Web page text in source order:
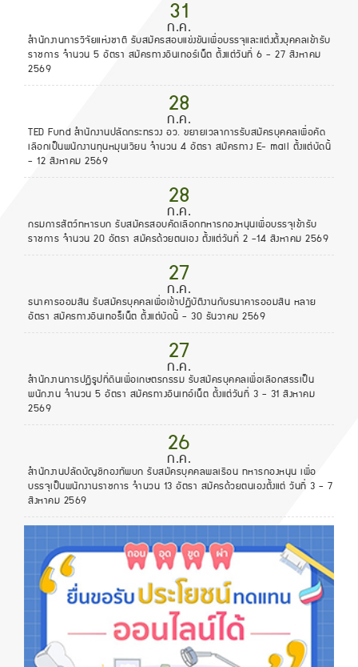
31
ก.ค.
สำนักงานการวิจัยแห่งชาติ รับสมัครสอบแข่งขันเพื่อบรรจุและแต่งตั้งบุคคลเข้ารับ
ราชการ จำนวน 5 อัตรา สมัครทางอินเทอร์เน็ต ตั้งแต่วันที่ 6 - 27 สิงหาคม
2569
28
ก.ค.
TED Fund สำนักงานปลัดกระทรวง อว. ขยายเวลาการรับสมัครบุคคลเพื่อคัด
เลือกเป็นพนักงานทุนหมุนเวียน จำนวน 4 อัตรา สมัครทาง E- mail ตั้งแต่บัดนี้
- 12 สิงหาคม 2569
28
ก.ค.
กรมการสัตว์ทหารบก รับสมัครสอบคัดเลือกทหารกองหนุนเพื่อบรรจุเข้ารับ
ราชการ จำนวน 20 อัตรา สมัครด้วยตนเอง ตั้งแต่วันที่ 2 -14 สิงหาคม 2569
27
ก.ค.
ธนาคารออมสิน รับสมัครบุคคลเพื่อเข้าปฏิบัติงานกับธนาคารออมสิน หลาย
อัตรา สมัครทางอินเทอร็เน็ต ตั้งแต่บัดนี้ - 30 ธันวาคม 2569
27
ก.ค.
สำนักงานการปฏิรูปที่ดินเพื่อเกษตรกรรม รับสมัครบุคคลเพื่อเลือกสรรเป็น
พนักงาน จำนวน 5 อัตรา สมัครทางอินเทอ์เน็ต ตั้งแต่วันที่ 3 - 31 สิงหาคม
2569
26
ก.ค.
สำนักงานปลัดบัญชีกองทัพบก รับสมัครบุคคลพลเรือน ทหารกองหนุน เพื่อ
บรรจุเป็นพนักงานราชการ จำนวน 13 อัตรา สมัครด้วยตนเองตั้งแต่ วันที่ 3 - 7
สิงหาคม 2569